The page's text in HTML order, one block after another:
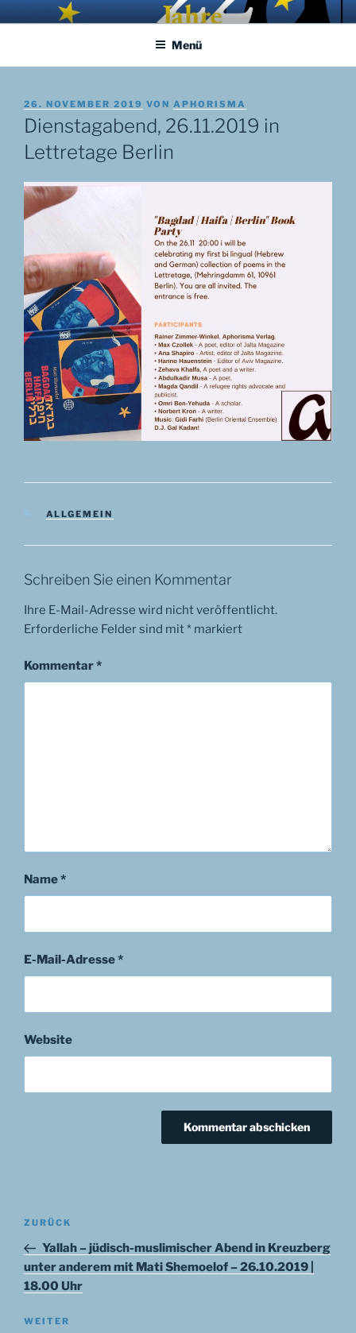
InhaltAPHORISMA.EU
… links und rechts von Jerusalem …
Menü
VERÖFFENTLICHT
AM
26. NOVEMBER 2019 VON APHORISMA
Dienstagabend, 26.11.2019 in
Lettretage Berlin
KATEGORIEN
ALLGEMEIN
Schreiben Sie einen Kommentar
Ihre E-Mail-Adresse wird nicht veröffentlicht.
Erforderliche Felder sind mit* markiert
Kommentar*
Name*
E-Mail-Adresse*
Website
Beitragsnavigation
Vorheriger
Beitrag
ZURÜCK
Yallah – jüdisch-muslimischer Abend in Kreuzberg
unter anderem mit Mati Shemoelof – 26.10.2019 |
18.00 Uhr
Nächster
WEITER